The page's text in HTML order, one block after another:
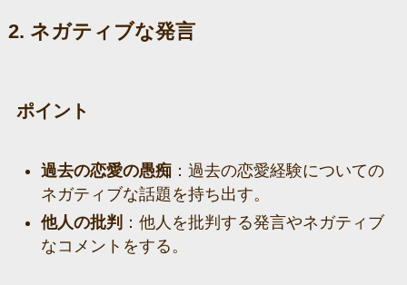
2. ネガティブな発言
ポイント
過去の恋愛の愚痴：過去の恋愛経験についての
ネガティブな話題を持ち出す。
他人の批判 ：他人を批判する発言やネガティブ
なコメントをする。